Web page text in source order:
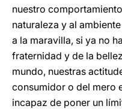
nuestro
naturaleza y al
a la maravilla, si ya no
fraternidad y de la
mundo, nuestras
consumidor o del mero
incapaz de poner un